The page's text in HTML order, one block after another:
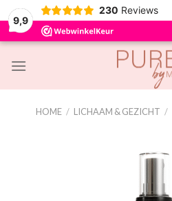
9,9
230 Reviews
Skip
HOME / LICHAAM & GEZICHT /